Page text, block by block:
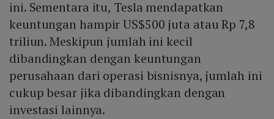
ini. Sementara itu, Tesla mendapatkan
keuntungan hampir US$500 juta atau Rp 7,8
triliun. Meskipun jumlah ini kecil
dibandingkan dengan keuntungan
perusahaan dari operasi bisnisnya, jumlah ini
cukup besar jika dibandingkan dengan
investasi lainnya.